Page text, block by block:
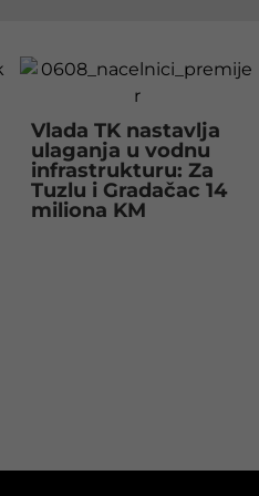
Vlada TK nastavlja
ulaganja u vodnu
infrastrukturu: Za
Tuzlu i Gradačac 14
miliona KM